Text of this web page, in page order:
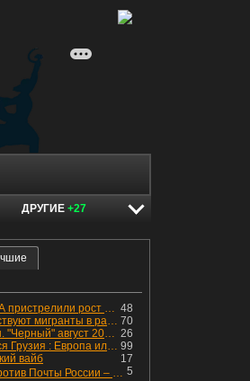
ДРУГИЕ +27
48
Санкции США пристрелили рост акций в России
70
Как себя чувствуют мигранты в раю, в который они так стремились
26
Метод Геллы. "Черный" август 2026 - быть или не быть?
99
Где находится Грузия : Европа или Азия
17
вайб
5
🚂 📬 РЖД против Почты России – Какие облигации выбрать?